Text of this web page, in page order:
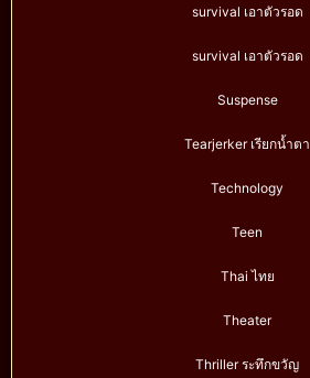
survival เอาตัวรอด
survival เอาตัวรอด
Suspense
Tearjerker เรียกน้ำตา
Technology
Teen
Thai ไทย
Theater
Thriller ระทึกขวัญ